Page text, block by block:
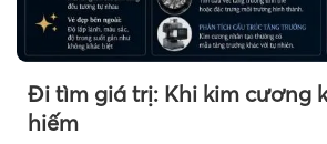
Đi tìm giá trị: Khi kim cương
hiếm